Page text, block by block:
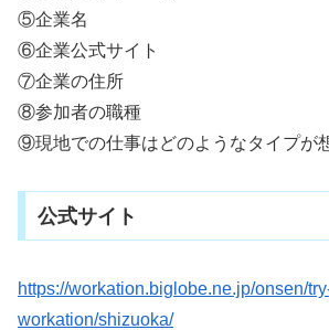
⑤企業名
⑥企業公式サイト
⑦企業の住所
⑧参加者の職種
⑨現地での仕事はどのようなタイプが
公式サイト
https://workation.biglobe.ne.jp/onsen/
workation/shizuoka/